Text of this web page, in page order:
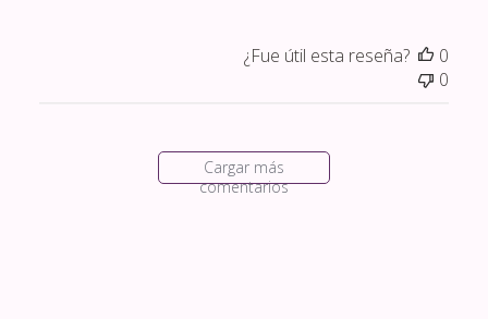
¿Fue útil esta reseña?
0
0
Cargar más
comentarios